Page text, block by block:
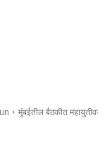
मुंबईतील बैठकीत महायुतीवर